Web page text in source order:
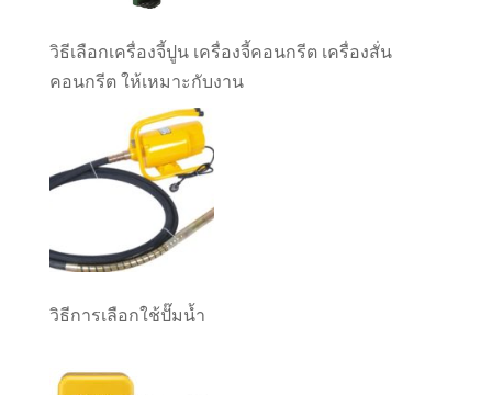
วิธีเลือกเครื่องจี้ปูน เครื่องจี้คอนกรีต เครื่องสั่น
คอนกรีต ให้เหมาะกับงาน
วิธีการเลือกใช้ปั๊มน้ำ